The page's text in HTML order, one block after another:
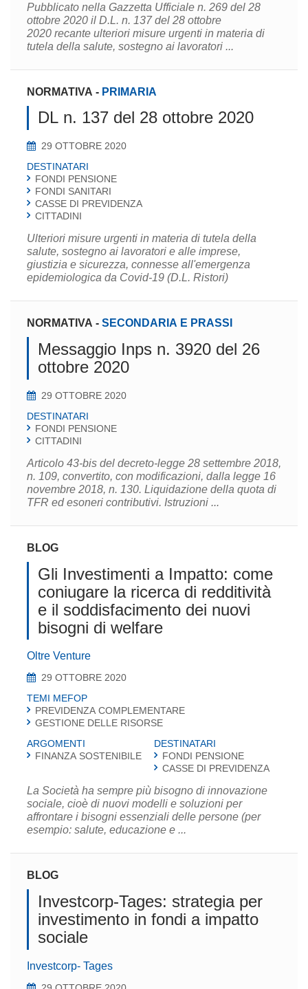
Pubblicato nella Gazzetta Ufficiale n. 269 del 28
ottobre 2020 il D.L. n. 137 del 28 ottobre
2020 recante ulteriori misure urgenti in materia di
tutela della salute, sostegno ai lavoratori ...
NORMATIVA - PRIMARIA
DL n. 137 del 28 ottobre 2020
29 OTTOBRE 2020
DESTINATARI
FONDI PENSIONE
FONDI SANITARI
CASSE DI PREVIDENZA
CITTADINI
Ulteriori misure urgenti in materia di tutela della
salute, sostegno ai lavoratori e alle imprese,
giustizia e sicurezza, connesse all'emergenza
epidemiologica da Covid-19 (D.L. Ristori)
NORMATIVA - SECONDARIA E PRASSI
Messaggio Inps n. 3920 del 26
ottobre 2020
29 OTTOBRE 2020
DESTINATARI
FONDI PENSIONE
CITTADINI
Articolo 43-bis del decreto-legge 28 settembre 2018,
n. 109, convertito, con modificazioni, dalla legge 16
novembre 2018, n. 130. Liquidazione della quota di
TFR ed esoneri contributivi. Istruzioni ...
BLOG
Gli Investimenti a Impatto: come
coniugare la ricerca di redditività
e il soddisfacimento dei nuovi
bisogni di welfare
Oltre Venture
29 OTTOBRE 2020
TEMI MEFOP
PREVIDENZA COMPLEMENTARE
GESTIONE DELLE RISORSE
ARGOMENTI
FINANZA SOSTENIBILE
DESTINATARI
FONDI PENSIONE
CASSE DI PREVIDENZA
La Società ha sempre più bisogno di innovazione
sociale, cioè di nuovi modelli e soluzioni per
affrontare i bisogni essenziali delle persone (per
esempio: salute, educazione e ...
BLOG
Investcorp-Tages: strategia per
investimento in fondi a impatto
sociale
Investcorp- Tages